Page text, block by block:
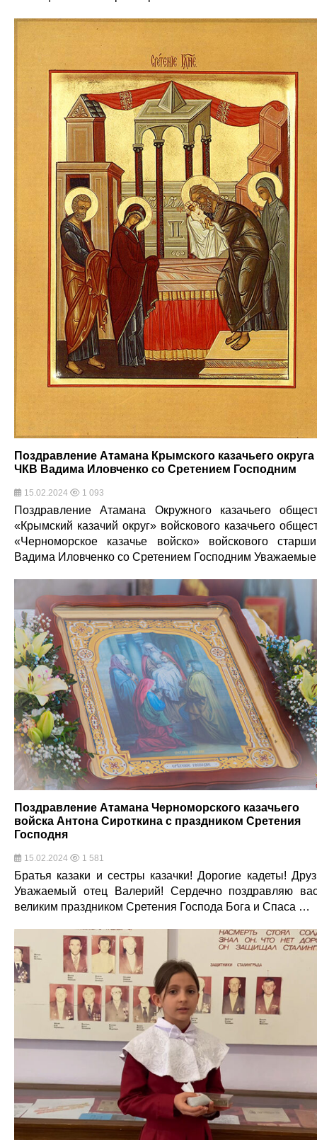
Поздравление Атамана Крымского казачьего округа
ЧКВ Вадима Иловченко со Сретением Господним
15.02.2024 1 093
Поздравление Атамана Окружного казачьего
«Крымский казачий округ» войскового казачьего
«Черноморское казачье войско» войскового
Вадима Иловченко со Сретением Господним
Поздравление Атамана Черноморского казачьего
войска Антона Сироткина с праздником Сретения
Господня
15.02.2024 1 581
Братья казаки и сестры казачки! Дорогие кадеты!
Уважаемый отец Валерий! Сердечно поздравляю
великим праздником Сретения Господа Бога и Спаса …